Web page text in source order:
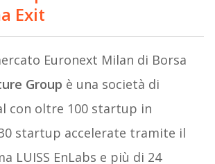
Exit
Euronext Milan di Borsa
Group è una società di
con oltre 100 startup in
startup accelerate tramite il
LUISS EnLabs e più di 24